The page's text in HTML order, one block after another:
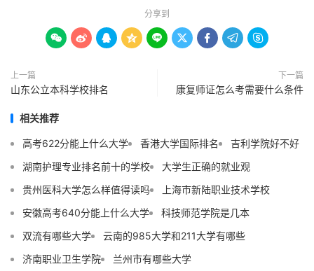
分享到
        
上一篇
山东公立本科学校排名
下一篇
康复师证怎么考需要什么条件
相关推荐
高考622分能上什么大学 香港大学国际排名
吉利学院好不好
湖南护理专业排名前十的学校
大学生正确的就业观
贵州医科大学怎么样值得读吗
上海市新陆职业技术学校
安徽高考640分能上什么大学
科技师范学院是几本
双流有哪些大学
云南的985大学和211大学有哪些
济南职业卫生学院
兰州市有哪些大学